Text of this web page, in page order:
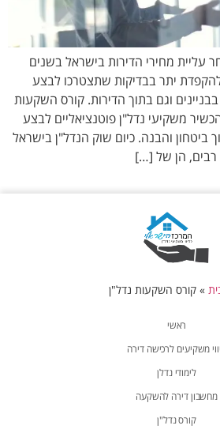
מחירי הדירות בישראל בשנים
יתר בבדיקות שתצטרכו לבצע
וגם בתוך הדירות. קורס השקעות
משקיעי נדל"ן פוטנציאליים לבצע
והבנה. כיום שוק הנדל"ן בישראל
רבים, הן של […]
ראשי
משקיעים לרכישה דירה
לימודי נדלן
מחשבון דירה להשקעה
קורס נדל"ן
»קורס השקעות נדל"ן